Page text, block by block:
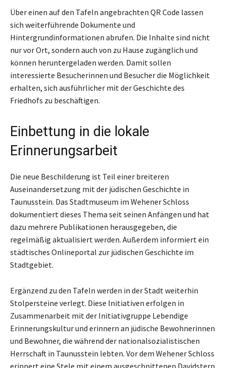
Über einen auf den Tafeln angebrachten QR Code lassen
sich weiterführende Dokumente und
Hintergrundinformationen abrufen. Die Inhalte sind nicht
nur vor Ort, sondern auch von zu Hause zugänglich und
können heruntergeladen werden. Damit sollen
interessierte Besucherinnen und Besucher die Möglichkeit
erhalten, sich ausführlicher mit der Geschichte des
Friedhofs zu beschäftigen.
Einbettung in die lokale
Erinnerungsarbeit
Die neue Beschilderung ist Teil einer breiteren
Auseinandersetzung mit der jüdischen Geschichte in
Taunusstein. Das Stadtmuseum im Wehener Schloss
dokumentiert dieses Thema seit seinen Anfängen und hat
dazu mehrere Publikationen herausgegeben, die
regelmäßig aktualisiert werden. Außerdem informiert ein
städtisches Onlineportal zur jüdischen Geschichte im
Stadtgebiet.
Ergänzend zu den Tafeln werden in der Stadt weiterhin
Stolpersteine verlegt. Diese Initiativen erfolgen in
Zusammenarbeit mit der Initiativgruppe Lebendige
Erinnerungskultur und erinnern an jüdische Bewohnerinnen
und Bewohner, die während der nationalsozialistischen
Herrschaft in Taunusstein lebten. Vor dem Wehener Schloss
erinnert eine Stele mit einem ausgeschnittenen Davidstern